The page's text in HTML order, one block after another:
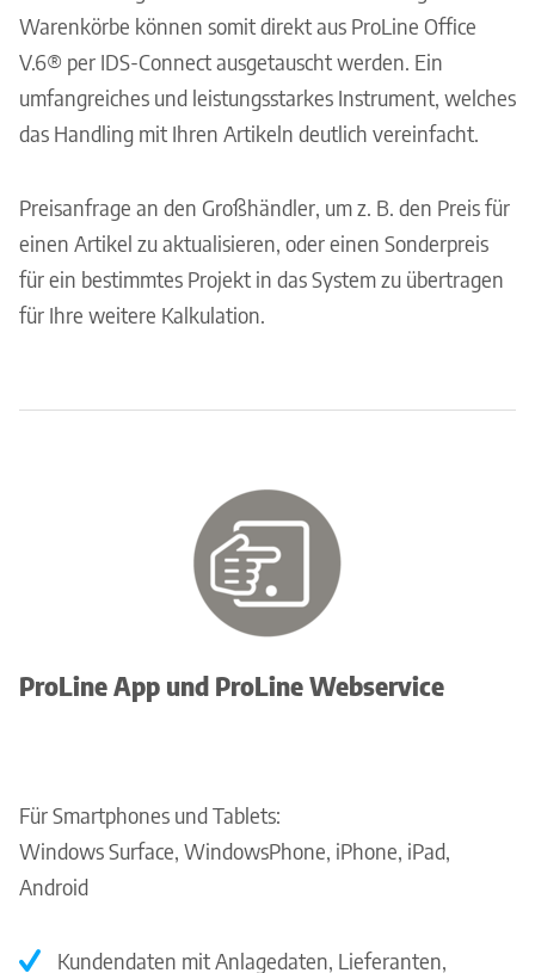
Warenkörbe können somit direkt aus ProLine Office
V.6® per IDS-Connect ausgetauscht werden. Ein
umfangreiches und leistungsstarkes Instrument, welches
das Handling mit Ihren Artikeln deutlich vereinfacht.
Preisanfrage an den Großhändler, um z. B. den Preis für
einen Artikel zu aktualisieren, oder einen Sonderpreis
für ein bestimmtes Projekt in das System zu übertragen
für Ihre weitere Kalkulation.
ProLine App und ProLine Webservice
Für Smartphones und Tablets:
Windows Surface, WindowsPhone, iPhone, iPad,
Android
Kundendaten mit Anlagedaten, Lieferanten,